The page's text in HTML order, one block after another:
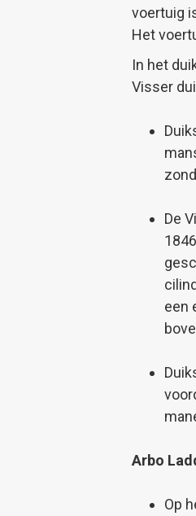
voertuig
Het
In het
Visser
De
een
Arbo
Op